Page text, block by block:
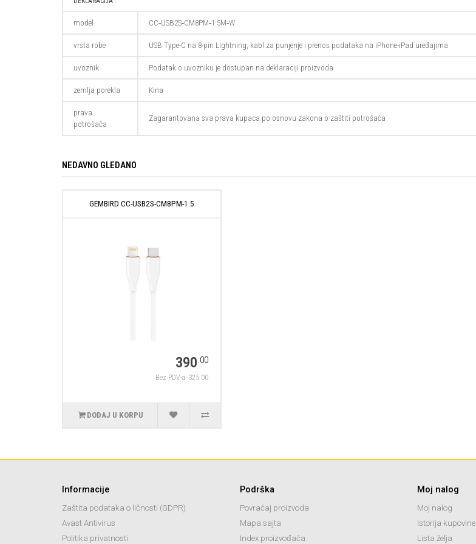
model CC‑USB2S‑CM8PM‑1.5M‑W
vrsta robe USB Type-C na 8-pin Lightning, kabl za punjenje i prenos podataka na iPhone-iPad uređajima
uvoznik Podatak o uvozniku je dostupan na deklaraciji proizvoda
zemlja porekla Kina
prava
potrošača
Zagarantovana sva prava kupaca po osnovu zakona o zaštiti potrošača
NEDAVNO GLEDANO
GEMBIRD CC-USB2S-CM8PM-1.5
390.00
Bez PDV-a: 325.00
DODAJ U KORPU
Informacije
Zaštita podataka o ličnosti (GDPR)
Avast Antivirus
Politika privatnosti
Podrška
Povraćaj proizvoda
Mapa sajta
Index proizvođača
Moj nalog
Moj nalog
Istorija kupovine
Lista želja